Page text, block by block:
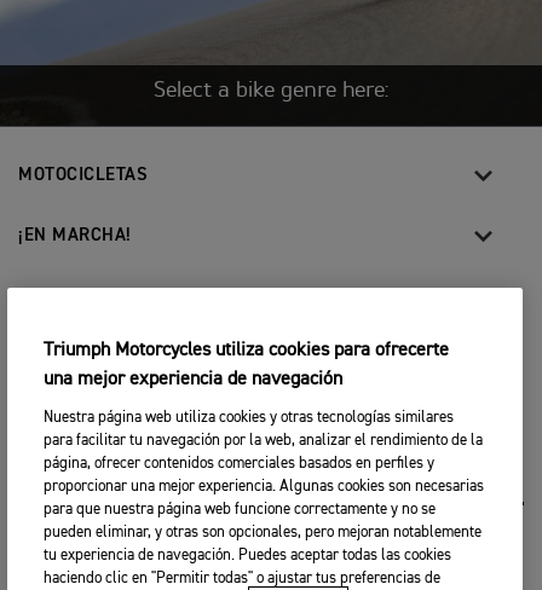
Select a bike genre here:
MOTOCICLETAS
¡EN MARCHA!
SER PROPIETARIO
FACEBOOKINSTAGRAM
TWITTERYOUTUBEWHATSAPP
Contacto
Triumph Motorcycles utiliza cookies para ofrecerte
una mejor experiencia de navegación
Nuestra página web utiliza cookies y otras tecnologías similares
para facilitar tu navegación por la web, analizar el rendimiento de la
página, ofrecer contenidos comerciales basados en perfiles y
proporcionar una mejor experiencia. Algunas cookies son necesarias
para que nuestra página web funcione correctamente y no se
pueden eliminar, y otras son opcionales, pero mejoran notablemente
tu experiencia de navegación. Puedes aceptar todas las cookies
haciendo clic en "Permitir todas" o ajustar tus preferencias de